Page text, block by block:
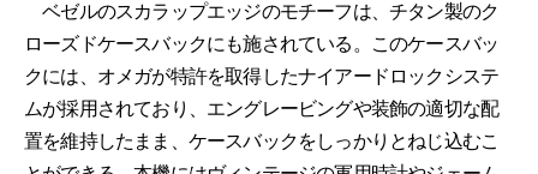
ベゼルのスカラップエッジのモチーフは、チタン製のク
ローズドケースバックにも施されている。このケースバッ
クには、オメガが特許を取得したナイアードロックシステ
ムが採用されており、エングレービングや装飾の適切な配
置を維持したまま、ケースバックをしっかりとねじ込むこ